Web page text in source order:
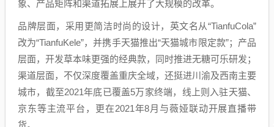
象、产品矩阵和渠道拓展上展开了大规模的改革。
品牌层面，采用更简洁时尚的设计，英文名从“TianfuCola”
改为“TianfuKele”，并携手天猫推出“天猫城市限定款”；产品
层面，开发草本味更强的经典款，同时推进无糖可乐研发；
渠道层面，不仅深度覆盖重庆全域，还挺进川渝及西南主要
城市，截至2021年底已覆盖5万家终端，线上则入驻天猫、
京东等主流平台，更在2021年8月与薇娅联动开展直播带
货。